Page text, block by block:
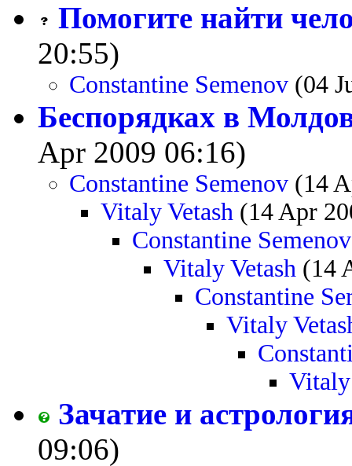
Помогите найти
20:55)
Constantine Semenov (04
Беспорядках в
Apr 2009 06:16)
Constantine Semenov (14
Vitaly Vetash (14 Apr
Constantine Semenov
Vitaly Vetash (14
Constantine
Vitaly
Vitaly
Зачатие и
09:06)